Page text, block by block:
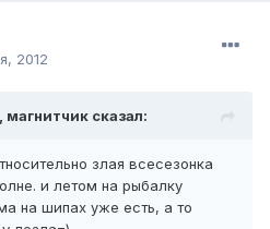
2012
сказал:
злая всесезонка
и летом на рыбалку
на шипах уже есть, а то